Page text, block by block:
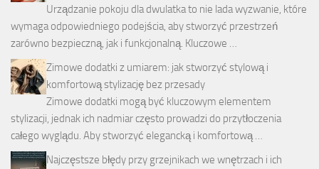
Urządzanie pokoju dla dwulatka to nie lada wyzwanie, które
wymaga odpowiedniego podejścia, aby stworzyć przestrzeń
zarówno bezpieczną, jak i funkcjonalną. Kluczowe …
Zimowe dodatki z umiarem: jak stworzyć stylową i
komfortową stylizację bez przesady
Zimowe dodatki mogą być kluczowym elementem
stylizacji, jednak ich nadmiar często prowadzi do przytłoczenia
całego wyglądu. Aby stworzyć elegancką i komfortową …
Najczęstsze błędy przy grzejnikach we wnętrzach i ich